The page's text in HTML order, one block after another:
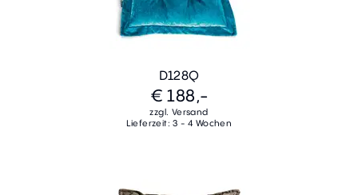
D128Q
€ 188,-
zzgl. Versand
Lieferzeit: 3 - 4 Wochen